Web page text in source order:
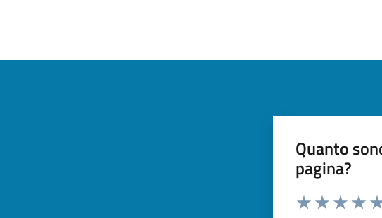
Quanto
pagina?
Valuta da 1 a 5 stelle